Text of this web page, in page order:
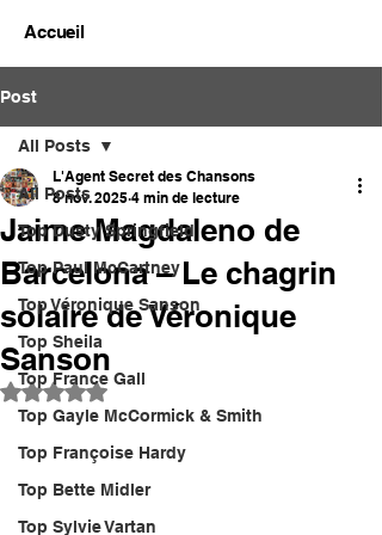
Accueil
Post
All Posts
Top Dusty Springfield
Top Paul McCartney
Top Véronique Sanson
Top Sheila
Top France Gall
Top Gayle McCormick & Smith
Top Françoise Hardy
Top Bette Midler
Top Sylvie Vartan
All Posts
Jaime Magdaleno de
Barcelona – Le chagrin
solaire de Véronique
Sanson
L'Agent Secret des Chansons
8 nov. 2025 4 min de lecture
Noté NaN étoiles sur 5.